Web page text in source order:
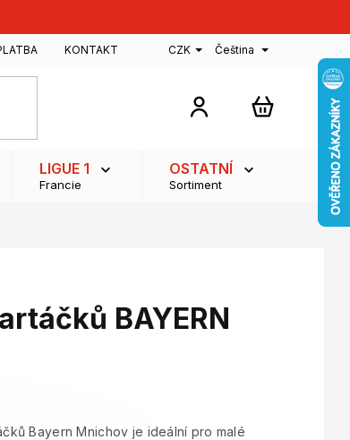
KONTAKT CZK Čeština
NÁKUPNÍ
LIGUE 1
Francie
OSTATNÍ
Sortiment
BAYERN
Bayern Mnichov je ideální pro malé